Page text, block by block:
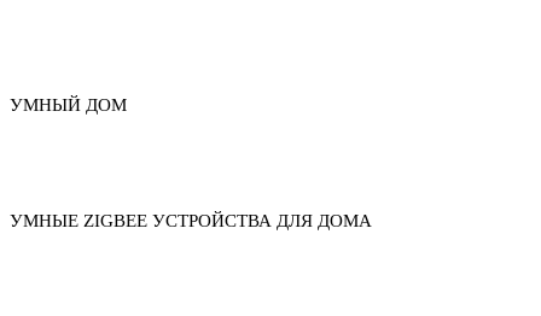
УМНЫЙ ДОМ
УМНЫЕ ZIGBEE УСТРОЙСТВА ДЛЯ ДОМА